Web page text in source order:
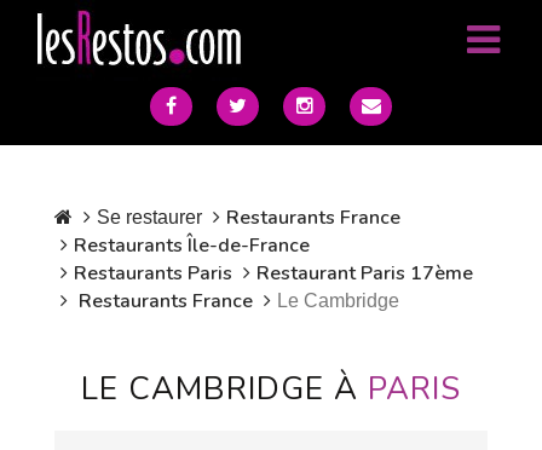
Se restaurer
Restaurants France
Restaurants Île-de-France
Restaurants Paris
Restaurant Paris 17ème
Restaurants France
Le Cambridge
LE CAMBRIDGE À PARIS